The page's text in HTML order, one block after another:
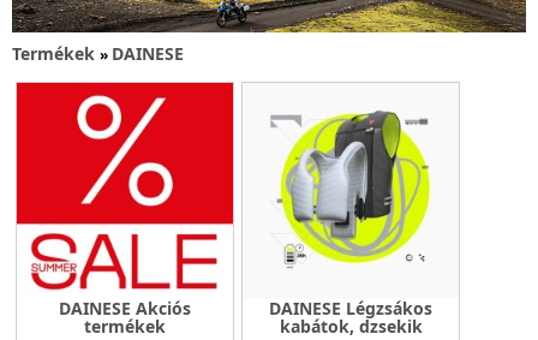
Termékek » DAINESE
DAINESE Akciós
termékek
DAINESE Légzsákos
kabátok, dzsekik